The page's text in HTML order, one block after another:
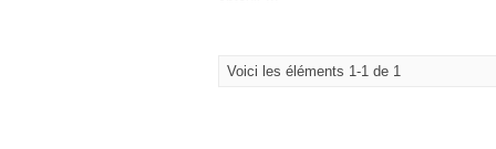
Voici les éléments 1-1 de 1